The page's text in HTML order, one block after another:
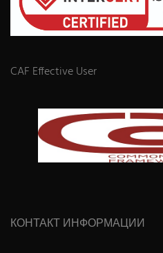
CAF Effective User
КОНТАКТ ИНФОРМАЦИИ